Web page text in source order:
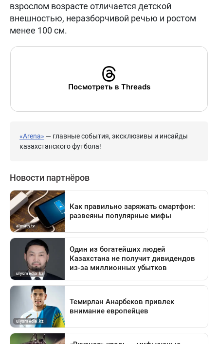
взрослом возрасте отличается детской
внешностью, неразборчивой речью и ростом
менее 100 см.
Посмотреть в Threads
«Arena» — главные события, эксклюзивы и инсайды
казахстанского футбола!